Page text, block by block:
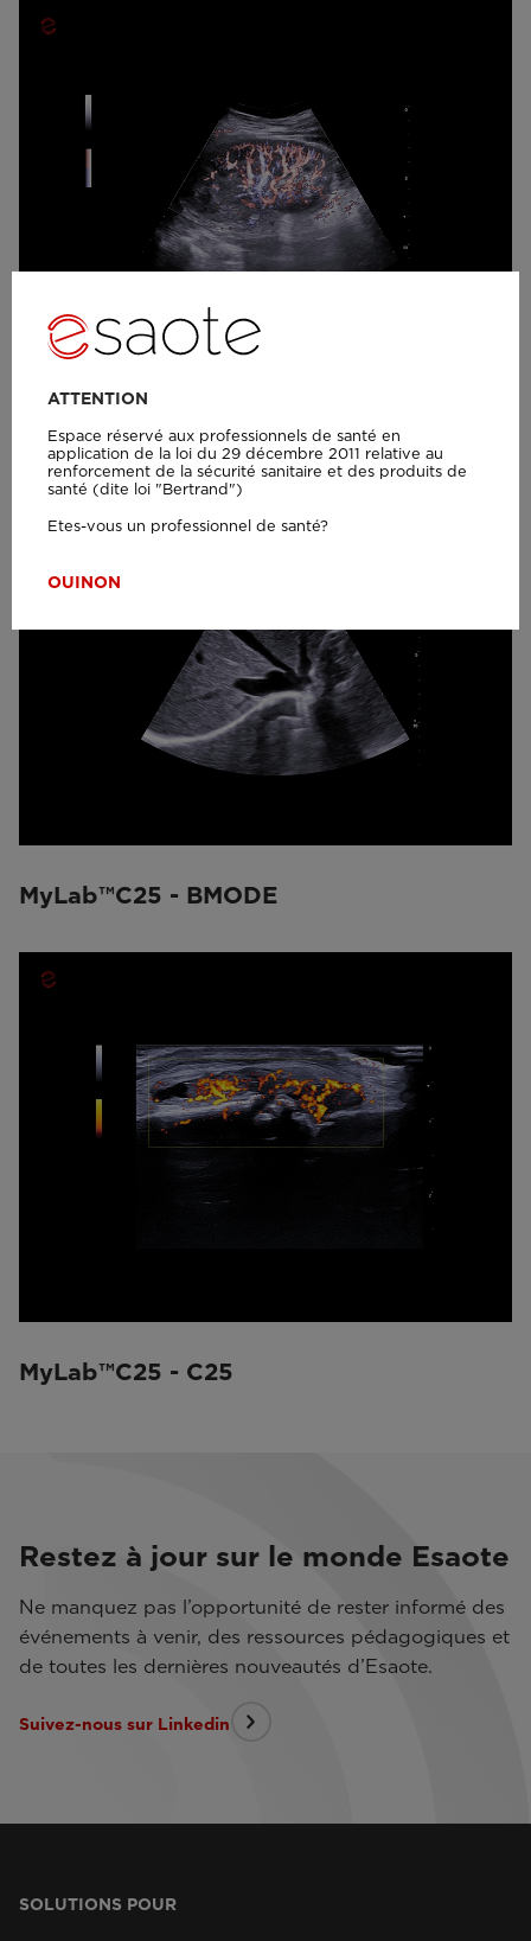
MyLab™C25 - BMODE
MyLab™C25 - C25
Restez à jour sur le monde Esaote
Ne manquez pas l’opportunité de rester informé des
événements à venir, des ressources pédagogiques et
de toutes les dernières nouveautés d’Esaote.
Suivez-nous sur Linkedin
SOLUTIONS POUR
ATTENTION
Espace réservé aux professionnels de santé en
application de la loi du 29 décembre 2011 relative au
renforcement de la sécurité sanitaire et des produits de
santé (dite loi "Bertrand")
Etes-vous un professionnel de santé?
OUINON